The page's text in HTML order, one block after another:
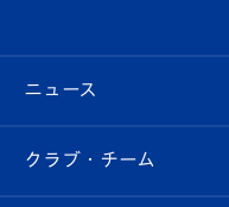
ニュース
すべて
クラブ・チーム